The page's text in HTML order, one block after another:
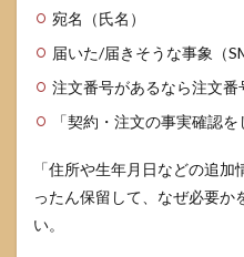
8.3
家族
るた
受け
ルー
ル
（同
宛名（氏名）
届いた/届きそうな事象（
注文番号があるなら注文番
「契約・注文の事実確認
「住所や生年月日などの追
ったん保留して、なぜ必要か
い。